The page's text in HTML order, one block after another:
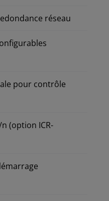
réseau
pour contrôle
(option ICR-